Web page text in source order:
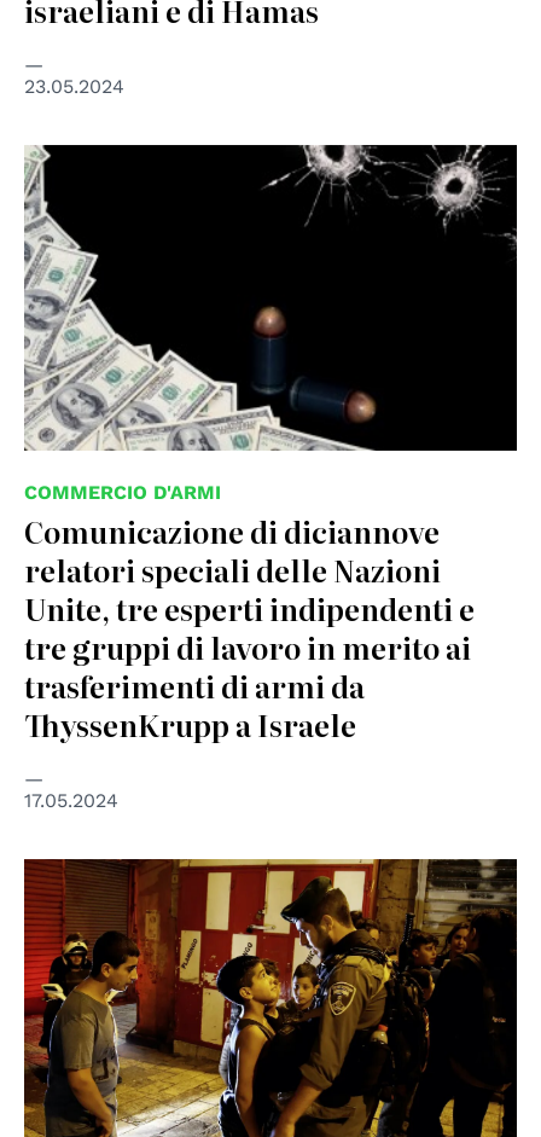
israeliani e di Hamas
23.05.2024
COMMERCIO D'ARMI
Comunicazione di diciannove
relatori speciali delle Nazioni
Unite, tre esperti indipendenti e
tre gruppi di lavoro in merito ai
trasferimenti di armi da
ThyssenKrupp a Israele
17.05.2024